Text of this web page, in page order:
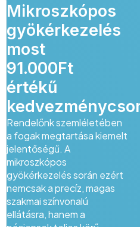
Mikroszkópos
gyökérkezelés
most
91.000Ft
értékű
Rendelőnk szemléletében
a fogak megtartása kiemelt
jelentőségű. A
mikroszkópos
gyökérkezelés során ezért
nemcsak a precíz, magas
szakmai színvonalú
ellátásra, hanem a